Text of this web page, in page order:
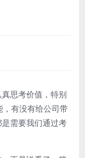
思考价值，特别
，有没有给公司带
需要我们通过考